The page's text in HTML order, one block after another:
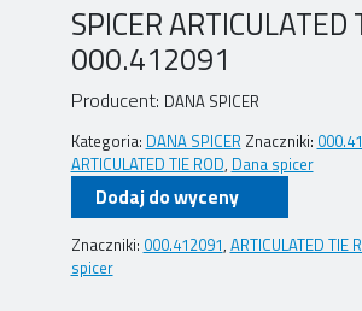
SPICER ARTICULATED
000.412091
Producent: DANA SPICER
Kategoria: DANA SPICER Znaczniki:
ARTICULATED TIE ROD, Dana spicer
Dodaj do wyceny
Znaczniki: 000.412091, ARTICULATED TIE
spicer